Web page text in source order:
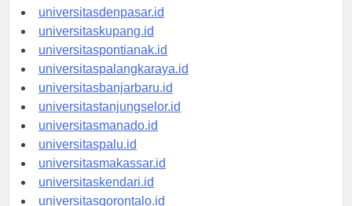
universitasbali.id
universitasdenpasar.id
universitaskupang.id
universitaspontianak.id
universitaspalangkaraya.id
universitasbanjarbaru.id
universitastanjungselor.id
universitasmanado.id
universitaspalu.id
universitasmakassar.id
universitaskendari.id